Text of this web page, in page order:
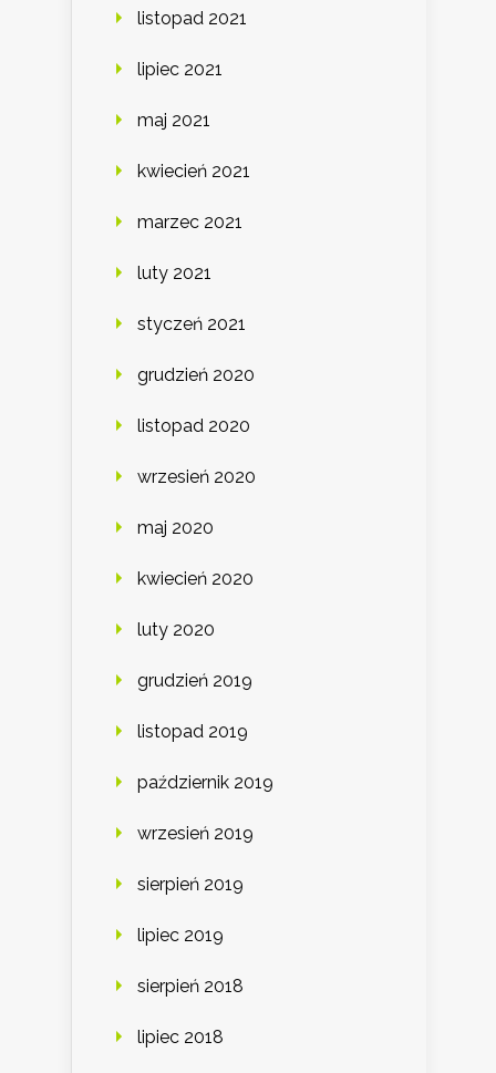
listopad 2021
lipiec 2021
maj 2021
kwiecień 2021
marzec 2021
luty 2021
styczeń 2021
grudzień 2020
listopad 2020
wrzesień 2020
maj 2020
kwiecień 2020
luty 2020
grudzień 2019
listopad 2019
październik 2019
wrzesień 2019
sierpień 2019
lipiec 2019
sierpień 2018
lipiec 2018